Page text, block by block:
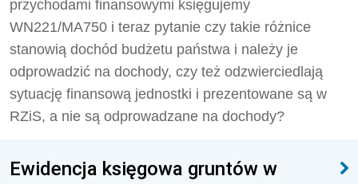
przychodami finansowymi księgujemy
WN221/MA750 i teraz pytanie czy takie różnice
stanowią dochód budżetu państwa i należy je
odprowadzić na dochody, czy też odzwierciedlają
sytuację finansową jednostki i prezentowane są w
RZiS, a nie są odprowadzane na dochody?
Ewidencja księgowa gruntów w